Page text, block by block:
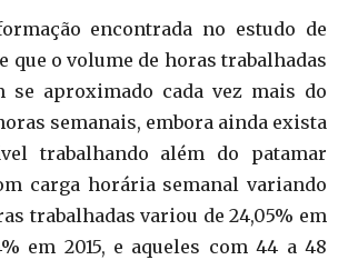
encontrada no estudo de
que o volume de horas trabalhadas
se aproximado cada vez mais do
semanais, embora ainda exista
trabalhando além do patamar
carga horária semanal variando
trabalhadas variou de 24,05% em
em 2015, e aqueles com 44 a 48